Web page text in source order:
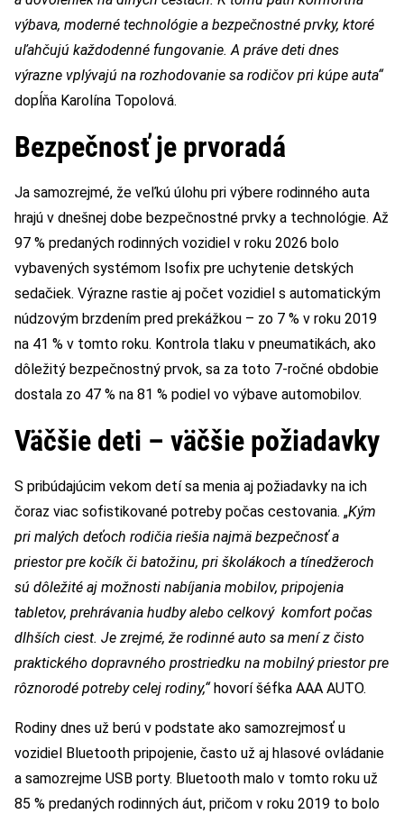
výbava, moderné technológie a bezpečnostné prvky, ktoré
uľahčujú každodenné fungovanie. A práve deti dnes
výrazne vplývajú na rozhodovanie sa rodičov pri kúpe auta“
dopĺňa Karolína Topolová.
Bezpečnosť je prvoradá
Ja samozrejmé, že veľkú úlohu pri výbere rodinného auta
hrajú v dnešnej dobe bezpečnostné prvky a technológie. Až
97 % predaných rodinných vozidiel v roku 2026 bolo
vybavených systémom Isofix pre uchytenie detských
sedačiek. Výrazne rastie aj počet vozidiel s automatickým
núdzovým brzdením pred prekážkou – zo 7 % v roku 2019
na 41 % v tomto roku. Kontrola tlaku v pneumatikách, ako
dôležitý bezpečnostný prvok, sa za toto 7-ročné obdobie
dostala zo 47 % na 81 % podiel vo výbave automobilov.
Väčšie deti – väčšie požiadavky
S pribúdajúcim vekom detí sa menia aj požiadavky na ich
čoraz viac sofistikované potreby počas cestovania. „Kým
pri malých deťoch rodičia riešia najmä bezpečnosť a
priestor pre kočík či batožinu, pri školákoch a tínedžeroch
sú dôležité aj možnosti nabíjania mobilov, pripojenia
tabletov, prehrávania hudby alebo celkový komfort počas
dlhších ciest. Je zrejmé, že rodinné auto sa mení z čisto
praktického dopravného prostriedku na mobilný priestor pre
rôznorodé potreby celej rodiny,“ hovorí šéfka AAA AUTO.
Rodiny dnes už berú v podstate ako samozrejmosť u
vozidiel Bluetooth pripojenie, často už aj hlasové ovládanie
a samozrejme USB porty. Bluetooth malo v tomto roku už
85 % predaných rodinných áut, pričom v roku 2019 to bolo